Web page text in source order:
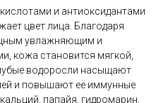
и антиоксидантами
цвет лица. Благодаря
увлажняющим и
кожа становится мягкой,
водоросли насыщают
и повышают её иммунные
папайя, гидромарин,